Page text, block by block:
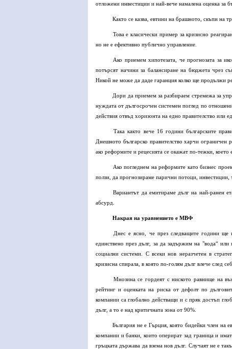
отложени инвестиции и най-вече намалена оценка за
Както се казва, евтини на брашното, скъпи на
Това е класически пример за кризисно
но не е ефективно публично управление.
Ако приемем хипотезата, че прогнозата за
потърсят начини за балансиране на бюджета чрез
Никой не може да даде гаранция колко ще продължи
Дори да приемем за разбираем стремежа за
нуждата от дългосрочен системен поглед по
действия отвъд хоризонта на едно правителство или
Така както вече 16 години българските
Днешното българско правителство харчи
ако реформите и рецесията се окажат по-тежки, което
Ако погледнем на реформите като бизнес
ползи, да прогнозираме парични потоци, инвестиции,
Вариантът да емитираме дълг на най-ранен
абсурд.
Накрая на уравнението е МВФ
Днес е ясно, че през следващите години ще
единствено през дълг, за да задържим на "вода“
социални системи. С всеки нов неразчетен в
кризисна спирала, в която по-голям дълг влече след
Мнозина се гордеят с ниското равнище на
рейтинг и оценката на риска от дефолт по
компании са глобално действащи и с пряк достъп
дълг, а то е над критичната зона от 90%.
България не е Гърция, която бидейки член на
компании и банки, които оперират зад граница и
гръцката държава да взема нов дълг. Случаят не е